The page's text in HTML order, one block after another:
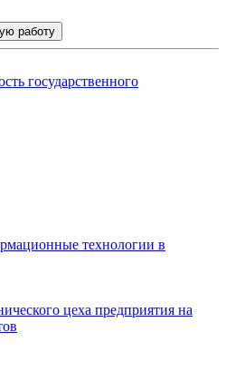
работу
государственного
технологии в
цеха предприятия на